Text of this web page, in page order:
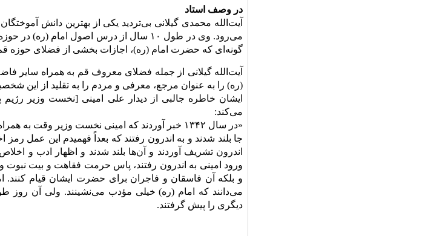
در وصف استاد
آیت‌الله محمدی گیلانى بى‌تردید یکى از بهترین دانش
مى‌رود. وى در طول ۱۰ سال از درس اصول امام
گونه‌اى که حضرت امام (ره)، اجازات بخشى از فضلای حوزه
آیت‌الله گیلانى از جمله فضلاى معروف قم به همراه سایر
(ره) را به عنوان مرجع، معرفى و مردم را به تقلید از این
مى‌کند:
«در سال ۱۳۴۲ خبر آوردند که امینى نخست وزیر
جا بلند شدند و به اندرون رفتند که بعداً فهمیدم این عمل
اندرون تشریف آوردند و آن‌ها بلند شدند و اظهار ادب و
ورود امینى به اندرون رفتند، پاس حرمت فقاهت و بیت نبوت و
و بلکه آن فاسقان و فاجران براى حضرت ایشان قیام کنند.
مى‌دانند که امام (ره) خیلى مؤدب مى‌نشینند. ولى آن
دیگرى را پیش گرفتند.